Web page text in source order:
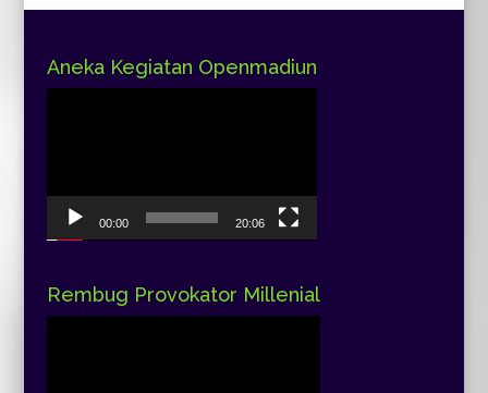
Aneka Kegiatan Openmadiun
00:00 20:06
Rembug Provokator Millenial